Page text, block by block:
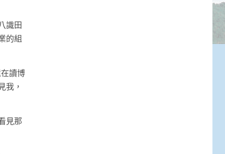
識田
的組
讀博
我，
見那